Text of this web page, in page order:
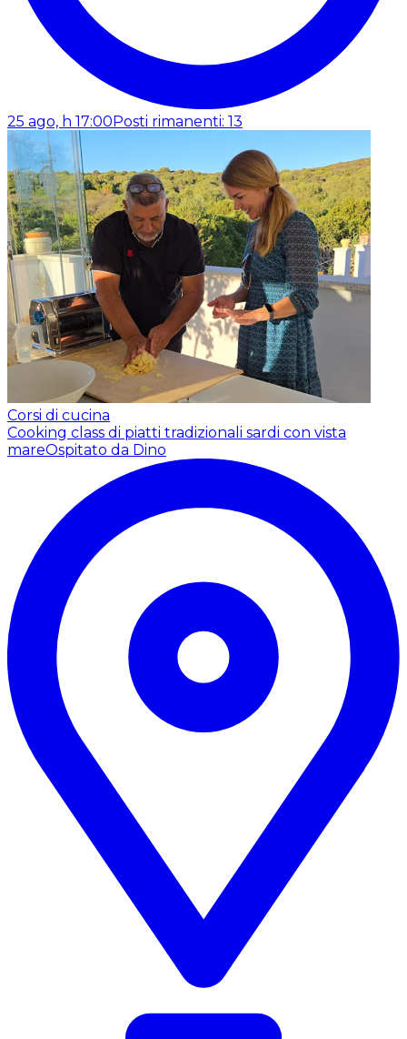
25 ago, h 17:00Posti rimanenti: 13
Corsi di cucina
Cooking class di piatti tradizionali sardi con vista
mareOspitato da Dino